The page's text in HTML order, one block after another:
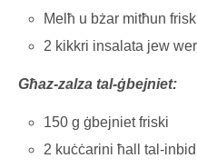
Melħ u bżar mitħun frisk
2 kikkri insalata jew
Għaz-zalza tal-ġbejniet:
150 g ġbejniet friski
2 kuċċarini ħall tal-